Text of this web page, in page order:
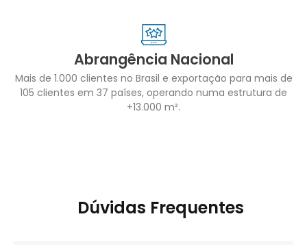
Abrangência Nacional
Mais de 1.000 clientes no Brasil e exportação para mais de
105 clientes em 37 países, operando numa estrutura de
+13.000 m².
Dúvidas Frequentes